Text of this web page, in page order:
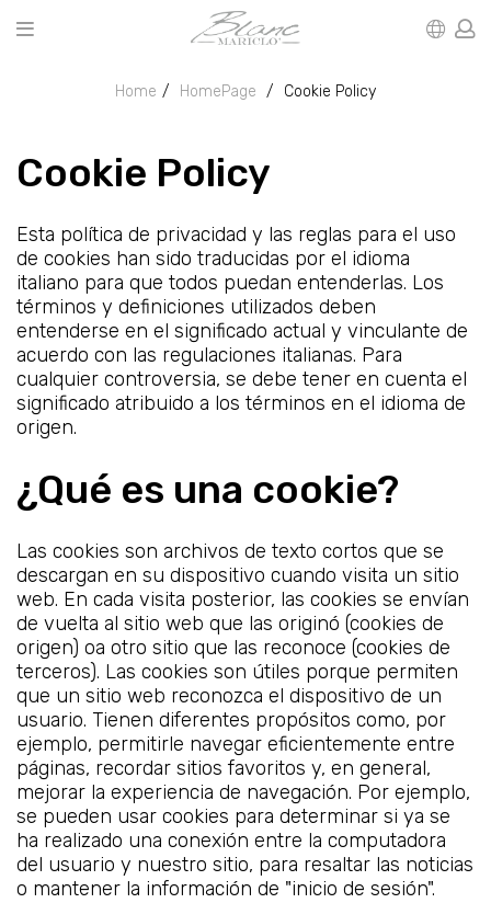
Home HomePage Cookie Policy
Cookie Policy
Esta política de privacidad y las reglas para el uso
de cookies han sido traducidas por el idioma
italiano para que todos puedan entenderlas. Los
términos y definiciones utilizados deben
entenderse en el significado actual y vinculante de
acuerdo con las regulaciones italianas. Para
cualquier controversia, se debe tener en cuenta el
significado atribuido a los términos en el idioma de
origen.
¿Qué es una cookie?
Las cookies son archivos de texto cortos que se
descargan en su dispositivo cuando visita un sitio
web. En cada visita posterior, las cookies se envían
de vuelta al sitio web que las originó (cookies de
origen) oa otro sitio que las reconoce (cookies de
terceros). Las cookies son útiles porque permiten
que un sitio web reconozca el dispositivo de un
usuario. Tienen diferentes propósitos como, por
ejemplo, permitirle navegar eficientemente entre
páginas, recordar sitios favoritos y, en general,
mejorar la experiencia de navegación. Por ejemplo,
se pueden usar cookies para determinar si ya se
ha realizado una conexión entre la computadora
del usuario y nuestro sitio, para resaltar las noticias
o mantener la información de "inicio de sesión".